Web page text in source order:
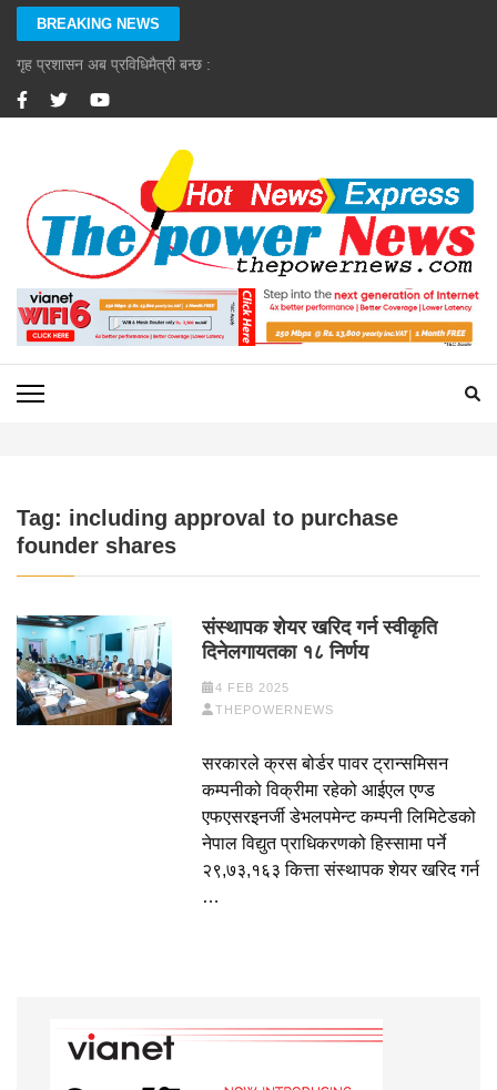
Skip
content
(Press
Enter)
BREAKING NEWS
गृह प्रशासन अब प्रविधिमैत्री बन्छ : गृहमन्त्री गुरुङ
Tag: including approval to purchase
founder shares
संस्थापक शेयर खरिद गर्न स्वीकृति
दिनेलगायतका १८ निर्णय
4 FEB 2025
THEPOWERNEWS
सरकारले क्रस बोर्डर पावर ट्रान्समिसन
कम्पनीको विक्रीमा रहेको आईएल एण्ड
एफएसरइनर्जी डेभलपमेन्ट कम्पनी लिमिटेडको
नेपाल विद्युत प्राधिकरणको हिस्सामा पर्ने
२९,७३,१६३ कित्ता संस्थापक शेयर खरिद गर्न
…